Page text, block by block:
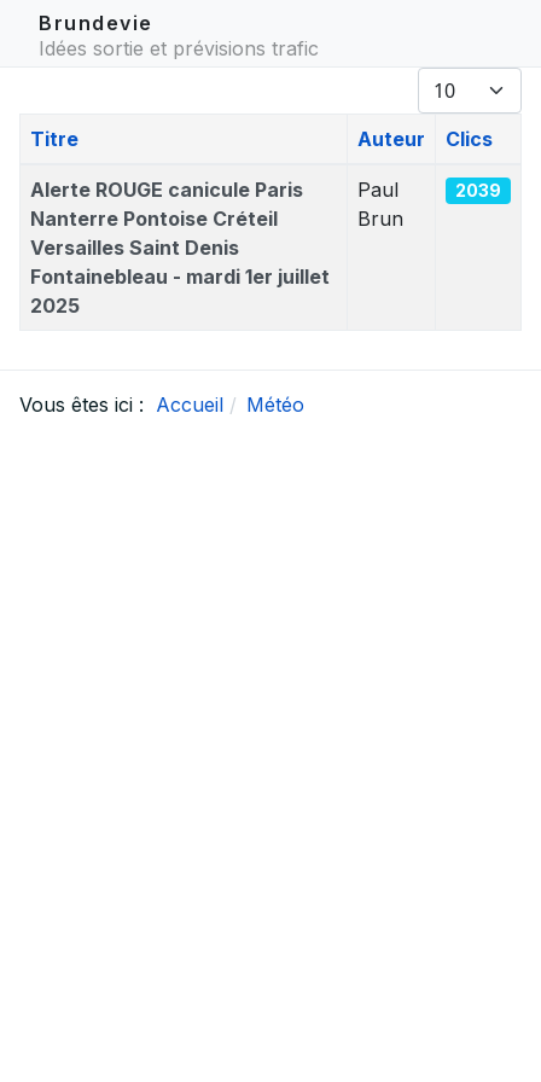
Brundevie
Idées sortie et prévisions trafic
Afficher #
Articles
Titre Auteur Clics
Alerte ROUGE canicule Paris
Nanterre Pontoise Créteil
Versailles Saint Denis
Fontainebleau - mardi 1er juillet
2025
Paul
Brun
2039
Vous êtes ici : Accueil Météo